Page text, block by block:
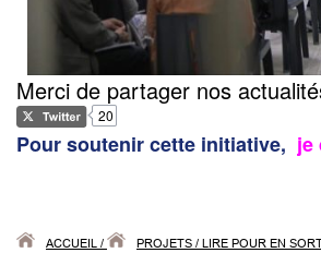
Merci de partager nos
20
Pour soutenir cette initiative, je
ACCUEIL / PROJETS / LIRE POUR EN